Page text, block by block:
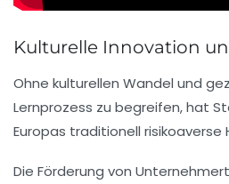
Kulturelle Innovation
Ohne kulturellen Wandel und
Lernprozess zu begreifen, hat
Europas traditionell
Die Förderung von